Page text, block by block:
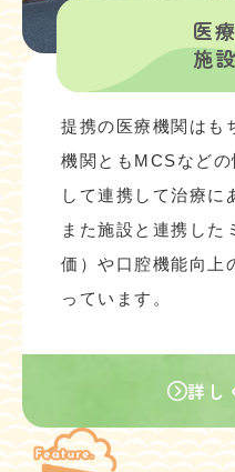
医
施
提携の医療機関はも
機関ともMCSなど
して連携して治療に
また施設と連携した
価）や口腔機能向上
っています。
詳し